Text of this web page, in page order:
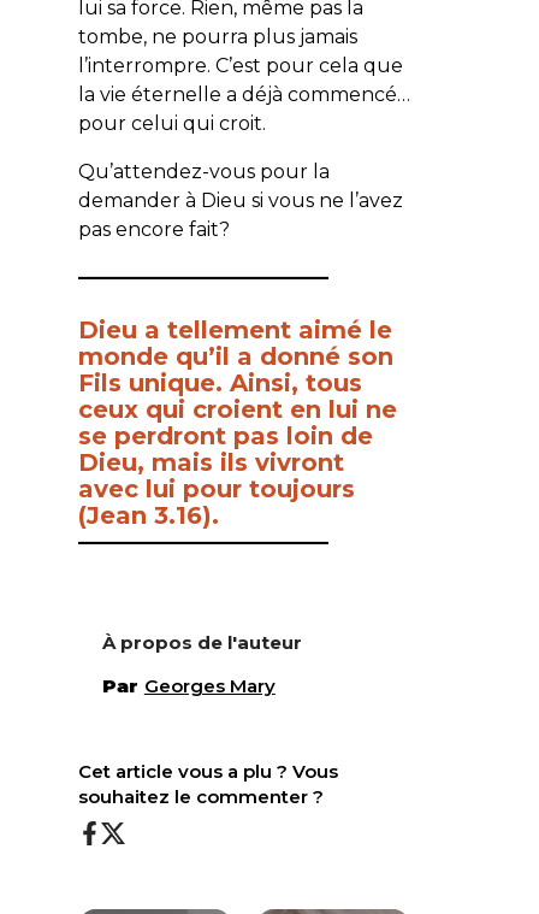
lui sa force. Rien, même pas la
tombe, ne pourra plus jamais
l’interrompre. C’est pour cela que
la vie éternelle a déjà commencé…
pour celui qui croit.
Qu’attendez-vous pour la
demander à Dieu si vous ne l’avez
pas encore fait?
—————————————
Dieu a tellement aimé le
monde qu’il a donné son
Fils unique. Ainsi, tous
ceux qui croient en lui ne
se perdront pas loin de
Dieu, mais ils vivront
avec lui pour toujours
(Jean 3.16).
—————————————
À propos de l'auteur
Par Georges Mary
Cet article vous a plu ? Vous
souhaitez le commenter ?